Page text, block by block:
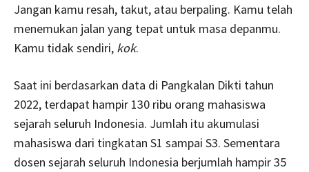
Jangan kamu resah, takut, atau berpaling. Kamu telah
menemukan jalan yang tepat untuk masa depanmu.
Kamu tidak sendiri, kok.
Saat ini berdasarkan data di Pangkalan Dikti tahun
2022, terdapat hampir 130 ribu orang mahasiswa
sejarah seluruh Indonesia. Jumlah itu akumulasi
mahasiswa dari tingkatan S1 sampai S3. Sementara
dosen sejarah seluruh Indonesia berjumlah hampir 35